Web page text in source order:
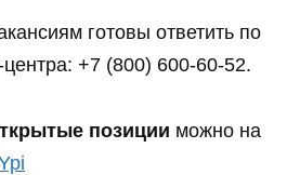
готовы ответить по
+7 (800) 600-60-52.
позиции можно на